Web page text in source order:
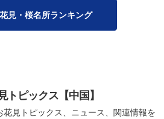
見・桜名所ランキング
トピックス【中国】
花見トピックス、ニュース、関連情報を